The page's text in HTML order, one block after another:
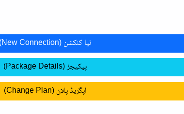
نیا کنکشن (New Connection)
پیکیجز (Package Details)
اپگریڈ پلان (Change Plan)